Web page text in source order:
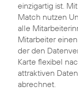
einzigartig ist.
Match nutzen
alle
Mitarbeiter
der den
Karte flexibel
attraktiven
abrechnet.